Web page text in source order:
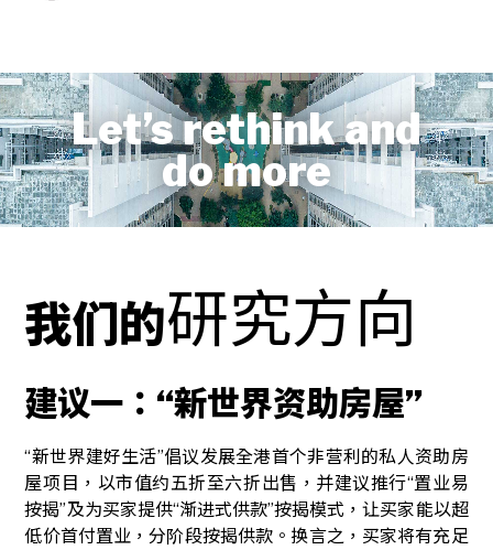
Let’s rethink and
do more
我们的研究方向
建议一：“新世界资助房屋”
“新世界建好生活”倡议发展全港首个非营利的私人资助房
屋项目，以市值约五折至六折出售，并建议推行“置业易
按揭”及为买家提供“渐进式供款”按揭模式，让买家能以超
低价首付置业，分阶段按揭供款。换言之，买家将有充足